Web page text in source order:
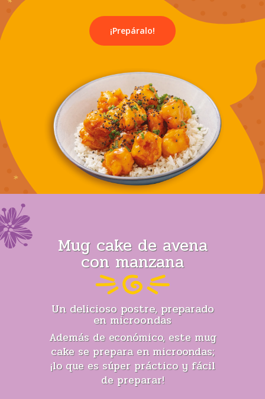
¡Prepáralo!
Mug cake de avena
con manzana
Un delicioso postre, preparado
en microondas
Además de económico, este mug
cake se prepara en microondas;
¡lo que es súper práctico y fácil
de preparar!